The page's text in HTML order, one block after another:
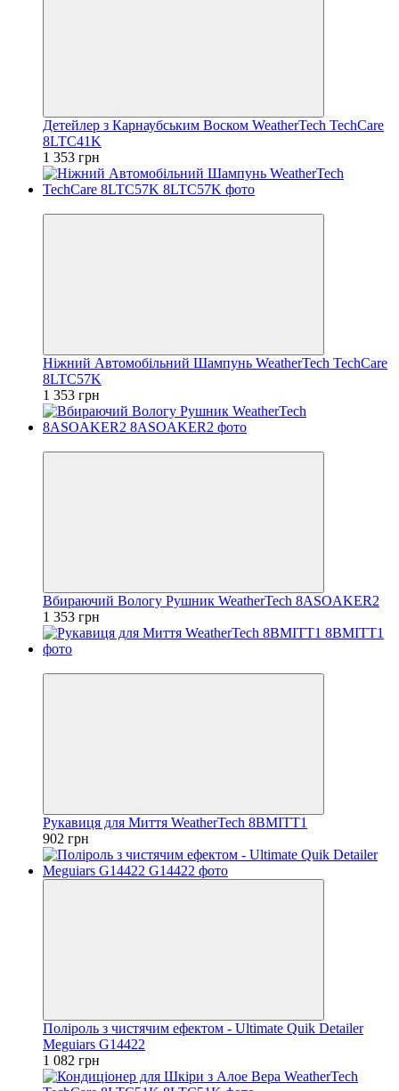
Детейлер з Карнаубським Воском WeatherTech TechCare
8LTC41K
1 353 грн
Ніжний Автомобільний Шампунь WeatherTech TechCare
8LTC57K
1 353 грн
Вбираючий Вологу Рушник WeatherTech 8ASOAKER2
1 353 грн
Рукавиця для Миття WeatherTech 8BMITT1
902 грн
Поліроль з чистячим ефектом - Ultimate Quik Detailer
Meguiars G14422
1 082 грн